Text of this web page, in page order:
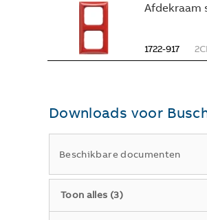
Afdekraam
1722-917
Downloads voor
Beschikbare documenten
Toon alles (3)